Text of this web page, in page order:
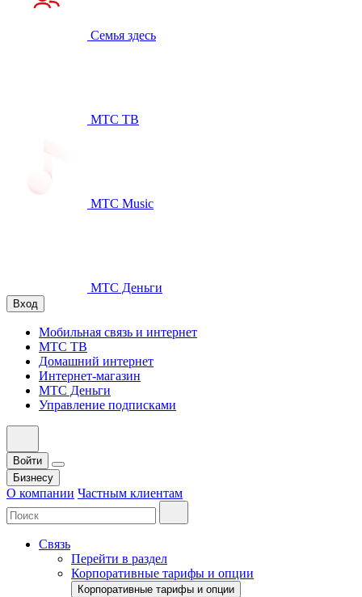
Семья здесь
МТС ТВ
МТС Music
МТС Деньги
Вход
Мобильная связь и интернет
МТС ТВ
Домашний интернет
Интернет-магазин
МТС Деньги
Управление подписками
Войти
Бизнесу
О компании Частным клиентам
Связь
Перейти в раздел
Корпоративные тарифы и опции
Корпоративные тарифы и опции